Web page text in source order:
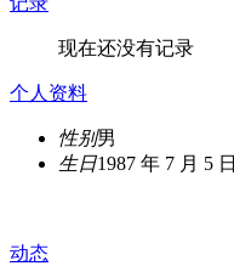
现在还没有记录
个人资料
性别男
生日1987 年 7 月 5 日
动态